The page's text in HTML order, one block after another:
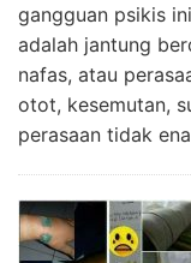
gangguan psikis
adalah jantung
nafas, atau
otot, kesemutan,
perasaan tidak